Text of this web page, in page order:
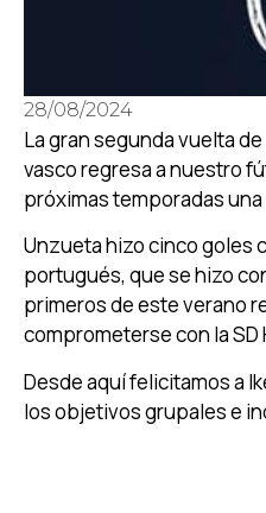
28/08/2024
La gran segunda vuelta de
vasco regresa a nuestro
próximas temporadas
Unzueta hizo cinco goles
portugués, que se hizo
primeros de este verano
comprometerse con la SD
Desde aquí felicitamos a
los objetivos grupales e